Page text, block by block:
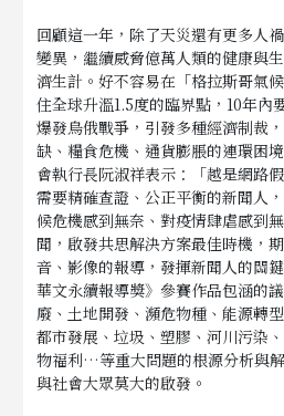
回顧這一年，除了天災還有更多人
變異，繼續威脅億萬人類的健康與
濟生計。好不容易在「格拉斯哥氣
住全球升溫1.5度的臨界點，10年內
爆發烏俄戰爭，引發多種經濟制裁
缺、糧食危機、通貨膨脹的連環困
會執行長阮淑祥表示：「越是網路
需要精確查證、公正平衡的新聞人
候危機感到無奈、對疫情肆虐感到
聞，啟發共思解決方案最佳時機，
音、影像的報導，發揮新聞人的關
華文永續報導獎》參賽作品包涵的
廢、土地開發、瀕危物種、能源轉
都市發展、垃圾、塑膠、河川污染
物福利…等重大問題的根源分析與
與社會大眾莫大的啟發。